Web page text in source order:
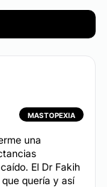
MASTOPEXIA
una
El Dr Fakih
quería y así